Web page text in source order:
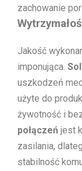
zachowanie
Jakość
imponująca.
uszkodzeń
użyte do
żywotność i
połączeń jest
zasilania,
stabilność